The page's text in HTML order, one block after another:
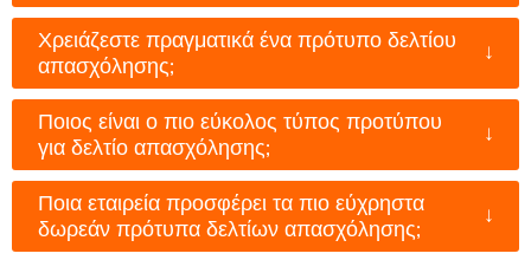
Χρειάζεστε πραγματικά ένα πρότυπο δελτίου
απασχόλησης;
↓
Ποιος είναι ο πιο εύκολος τύπος προτύπου
για δελτίο απασχόλησης;
↓
Ποια εταιρεία προσφέρει τα πιο εύχρηστα
δωρεάν πρότυπα δελτίων απασχόλησης;
↓